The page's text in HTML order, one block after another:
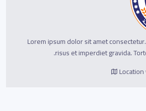
Lorem ipsum dolor sit amet
risus et imperdiet gravida.